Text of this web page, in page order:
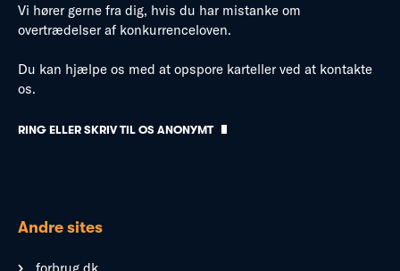
Vi hører gerne fra dig, hvis du har mistanke om
overtrædelser af konkurrenceloven.
Du kan hjælpe os med at opspore karteller ved at kontakte
os.
RING ELLER SKRIV TIL OS ANONYMT
Andre sites
forbrug.dk